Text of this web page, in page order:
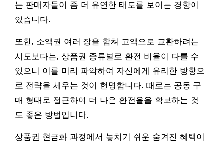
는 판매자들이 좀 더 유연한 태도를 보이는 경향이
있습니다.
또한, 소액권 여러 장을 합쳐 고액으로 교환하려는
시도보다는, 상품권 종류별로 환전 비율이 다를 수
있으니 이를 미리 파악하여 자신에게 유리한 방향으
로 전략을 세우는 것이 현명합니다. 때로는 공동 구
매 형태로 접근하여 더 나은 환전율을 확보하는 것
도 좋은 방법입니다.
상품권 현금화 과정에서 놓치기 쉬운 숨겨진 혜택이